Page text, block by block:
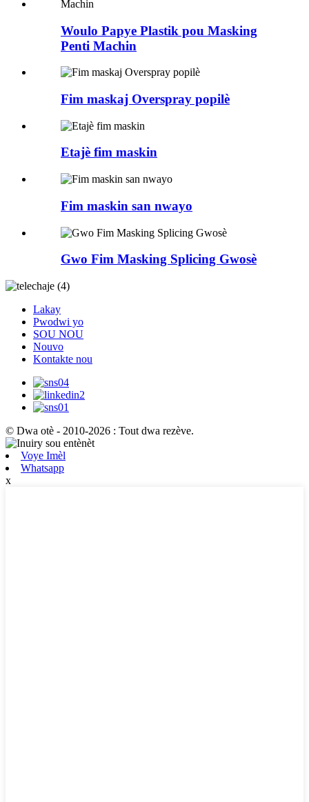
Woulo Papye Plastik pou Masking
Penti Machin
Fim maskaj Overspray popilè
Etajè fim maskin
Fim maskin san nwayo
Gwo Fim Masking Splicing Gwosè
Lakay
Pwodwi yo
SOU NOU
Nouvo
Kontakte nou
© Dwa otè - 2010-2026 : Tout dwa rezève.
Voye Imèl
Whatsapp
x